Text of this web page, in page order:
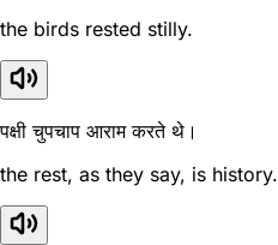
the birds rested stilly.
पक्षी चुपचाप आराम करते थे।
the rest, as they say, is history.